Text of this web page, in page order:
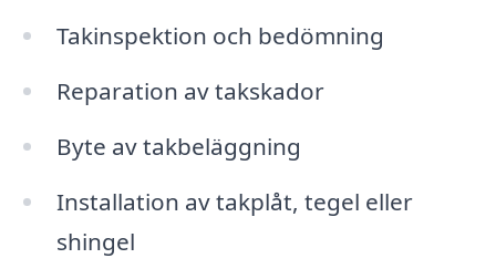
Takinspektion och bedömning
Reparation av takskador
Byte av takbeläggning
Installation av takplåt, tegel eller
shingel